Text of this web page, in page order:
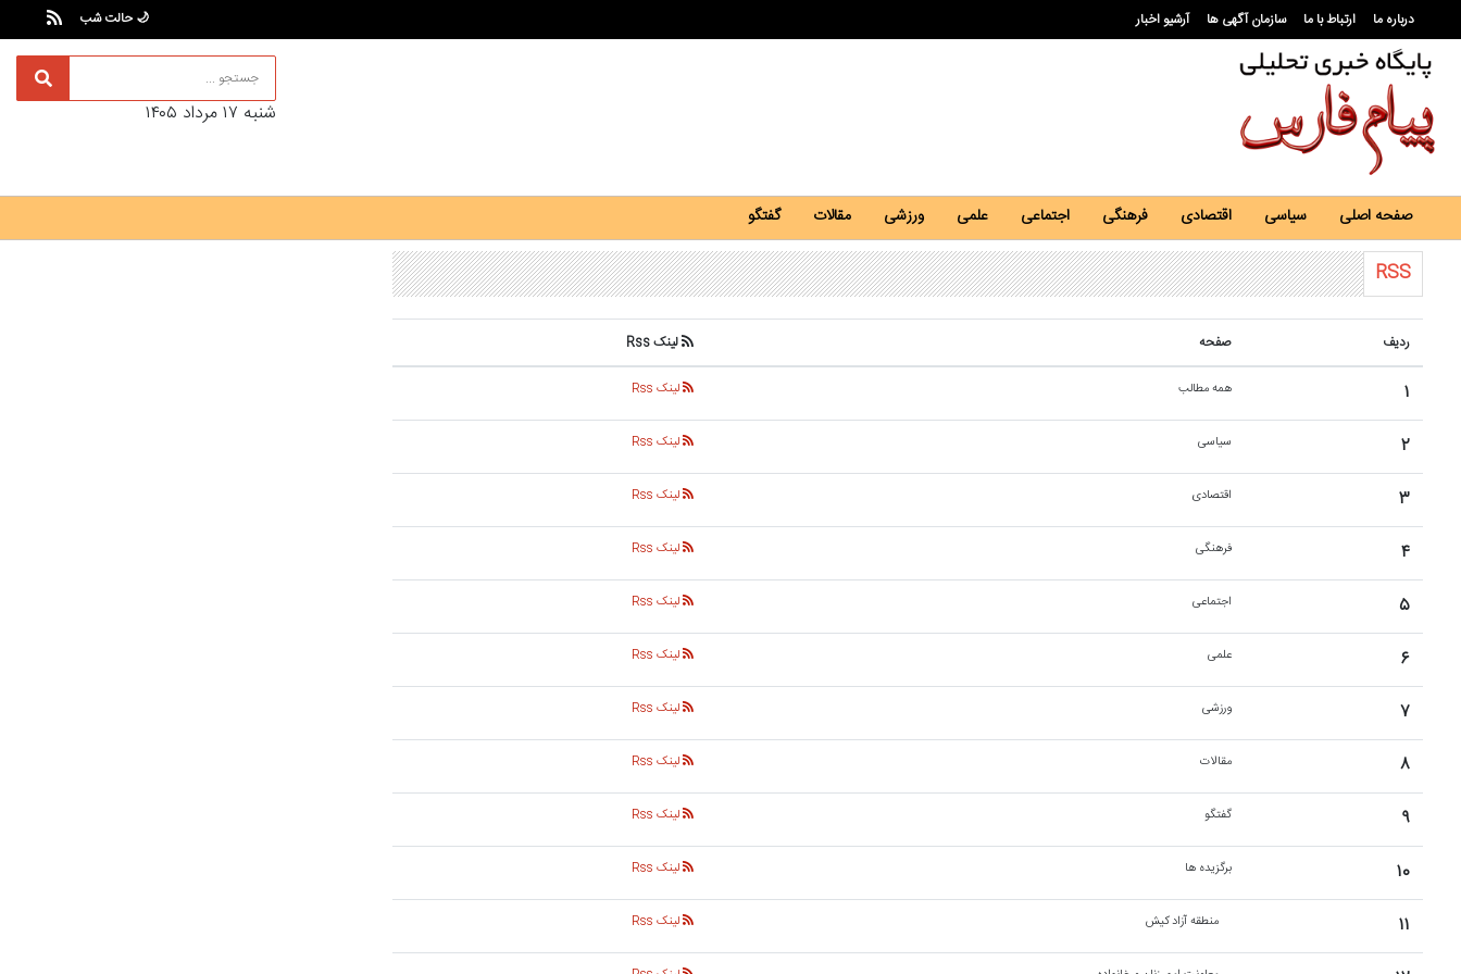
درباره ما ارتباط با ما سازمان آگهی ها آرشیو اخبار 🌙 حالت شب
شنبه ۱۷ مرداد ۱۴۰۵
صفحه اصلی سیاسی اقتصادی فرهنگی اجتماعی علمی ورزشی مقالات گفتگو
RSS
ردیف صفحه لینک Rss
۱ همه مطالب لینک Rss
۲ سیاسی لینک Rss
۳ اقتصادی لینک Rss
۴ فرهنگی لینک Rss
۵ اجتماعی لینک Rss
۶ علمی لینک Rss
۷ ورزشی لینک Rss
۸ مقالات لینک Rss
۹ گفتگو لینک Rss
۱۰ برگزیده ها لینک Rss
۱۱ منطقه آزاد کیش لینک Rss